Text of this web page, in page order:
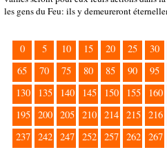
les gens du Feu: ils y demeureront
0 5 10 15 20 25 30
65
70 75 80 85 90 95
130
135 140 145 150 155 160
195 200 205 210 214 215 216
237 242 247 252 257 262 267